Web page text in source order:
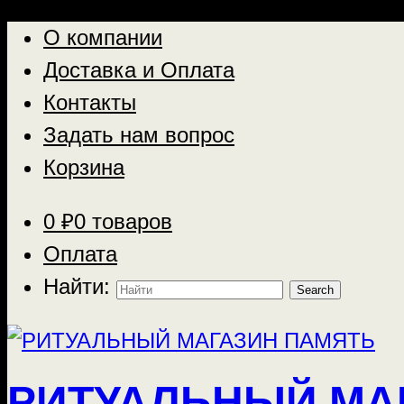
О компании
Доставка и Оплата
Контакты
Задать нам вопрос
Корзина
0 ₽0 товаров
Оплата
Найти: